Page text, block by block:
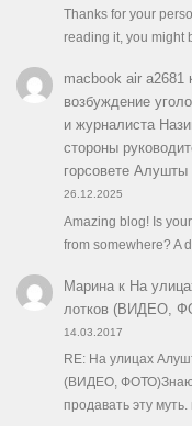
Thanks for your
reading it, you might
macbook air a2681
возбуждение
и журналиста
стороны
горсовете
26.12.2025
Amazing blog! Is
from somewhere? A
Маринак На
лотков (ВИДЕО,
14.03.2017
RE: На улицах
(ВИДЕО, ФОТО)Знаю
продавать эту муть.